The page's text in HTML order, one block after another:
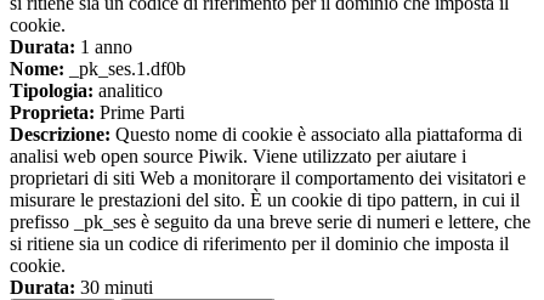
cookie.
Durata: 1 anno
Nome: _pk_ses.1.df0b
Tipologia: analitico
Proprieta: Prime Parti
Descrizione: Questo nome di cookie è associato alla piattaforma di
analisi web open source Piwik. Viene utilizzato per aiutare i
proprietari di siti Web a monitorare il comportamento dei visitatori e
misurare le prestazioni del sito. È un cookie di tipo pattern, in cui il
prefisso _pk_ses è seguito da una breve serie di numeri e lettere, che
si ritiene sia un codice di riferimento per il dominio che imposta il
cookie.
Durata: 30 minuti